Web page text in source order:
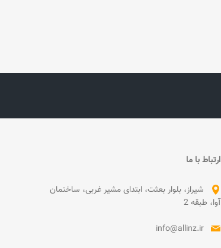
ارتباط با ما
شیراز، بلوار بعثت، ابتدای مشیر غربی، ساختمان
آوا، طبقه 2
info@allinz.ir